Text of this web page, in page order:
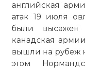
английская
атак 19 июля
были высажен
канадская
вышли на рубеж
этом